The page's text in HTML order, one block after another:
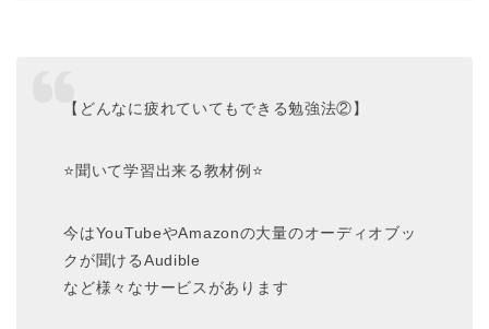
【どんなに疲れていてもできる勉強法②】
⭐聞いて学習出来る教材例⭐
今はYouTubeやAmazonの大量のオーディオブッ
クが聞けるAudible
など様々なサービスがあります